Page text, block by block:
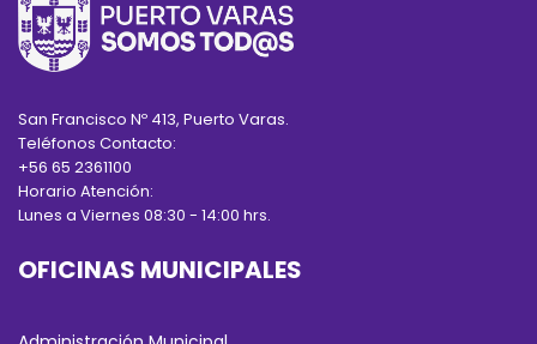
San Francisco Nº 413, Puerto Varas.
Teléfonos Contacto:
+56 65 2361100
Horario Atención:
Lunes a Viernes 08:30 - 14:00 hrs.
OFICINAS MUNICIPALES